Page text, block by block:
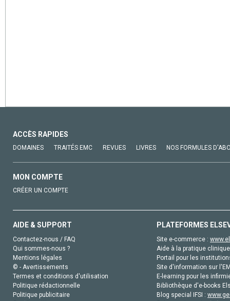
ACCÈS RAPIDES
DOMAINES TRAITÉS EMC REVUES LIVRES NOS FORMULES
MON COMPTE
CRÉER UN COMPTE
AIDE & SUPPORT
Contactez-nous / FAQ
Qui sommes-nous ?
Mentions légales
© - Avertissements
Termes et conditions d'utilisation
Politique rédactionnelle
Politique publicitaire
PLATEFORMES
Site e-commerce :
Aide à la pratique
Portail pour les
Site d'information sur
E-learning pour les
Bibliothèque d'e-books
Blog special IFSI :